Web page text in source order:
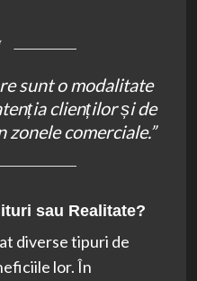
sunt o modalitate
clienților și de
comerciale.”
sau Realitate?
diverse tipuri de
lor. În